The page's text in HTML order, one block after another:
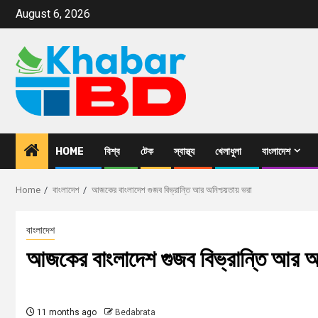
August 6, 2026
HOME বিশ্ব টেক স্বাস্থ্য খেলাধুলা বাংলাদেশ
Home বাংলাদেশ আজকের বাংলাদেশ গুজব বিভ্রান্তি আর অনিশ্চয়তায় ভরা
বাংলাদেশ
আজকের বাংলাদেশ গুজব বিভ্রান্তি আর
11 months ago Bedabrata